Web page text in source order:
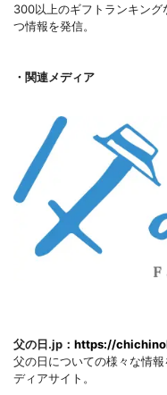
300以上のギフトランキン
つ情報を発信。
・関連メディア
父の日.jp： https://
父の日についての様々な情
ディアサイト。